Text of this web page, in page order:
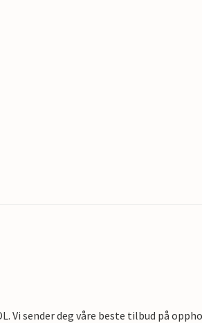
Vi sender deg våre beste tilbud på